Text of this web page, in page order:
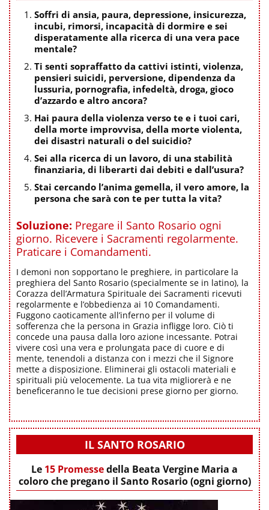
Soffri di ansia, paura, depressione, insicurezza,
incubi, rimorsi, incapacità di dormire e sei
disperatamente alla ricerca di una vera pace
mentale?
Ti senti sopraffatto da cattivi istinti, violenza,
pensieri suicidi, perversione, dipendenza da
lussuria, pornografia, infedeltà, droga, gioco
d’azzardo e altro ancora?
Hai paura della violenza verso te e i tuoi cari,
della morte improvvisa, della morte violenta,
dei disastri naturali o del suicidio?
Sei alla ricerca di un lavoro, di una stabilità
finanziaria, di liberarti dai debiti e dall’usura?
Stai cercando l’anima gemella, il vero amore, la
persona che sarà con te per tutta la vita?
Soluzione: Pregare il Santo Rosario ogni
giorno. Ricevere i Sacramenti regolarmente.
Praticare i Comandamenti.
I demoni non sopportano le preghiere, in particolare la
preghiera del Santo Rosario (specialmente se in latino), la
Corazza dell’Armatura Spirituale dei Sacramenti ricevuti
regolarmente e l’obbedienza ai 10 Comandamenti.
Fuggono caoticamente all’inferno per il volume di
sofferenza che la persona in Grazia infligge loro. Ciò ti
concede una pausa dalla loro azione incessante. Potrai
vivere così una vera e prolungata pace di cuore e di
mente, tenendoli a distanza con i mezzi che il Signore
mette a disposizione. Eliminerai gli ostacoli materiali e
spirituali più velocemente. La tua vita migliorerà e ne
beneficeranno le tue decisioni prese giorno per giorno.
IL SANTO ROSARIO
Le 15 Promessedella Beata Vergine Maria a
coloro che pregano il Santo Rosario (ogni giorno)